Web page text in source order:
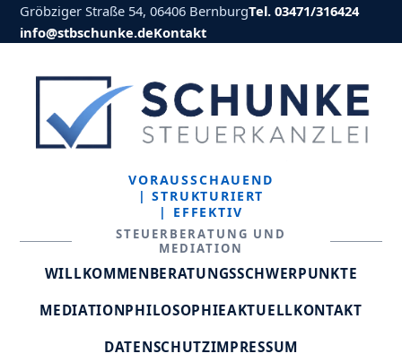
Gröbziger Straße 54, 06406 BernburgTel. 03471/316424
info@stbschunke.deKontakt
VORAUSSCHAUEND
| STRUKTURIERT
| EFFEKTIV
STEUERBERATUNG UND
MEDIATION
WILLKOMMENBERATUNGSSCHWERPUNKTE
MEDIATIONPHILOSOPHIEAKTUELLKONTAKT
DATENSCHUTZIMPRESSUM